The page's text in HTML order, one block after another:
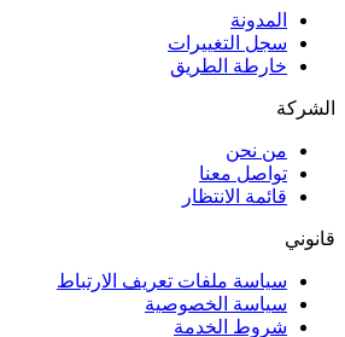
المدونة
سجل التغييرات
خارطة الطريق
الشركة
من نحن
تواصل معنا
قائمة الانتظار
قانوني
سياسة ملفات تعريف الارتباط
سياسة الخصوصية
شروط الخدمة